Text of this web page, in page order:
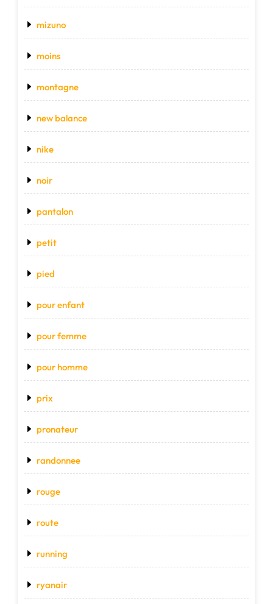
mizuno
moins
montagne
new balance
nike
noir
pantalon
petit
pied
pour enfant
pour femme
pour homme
prix
pronateur
randonnee
rouge
route
running
ryanair